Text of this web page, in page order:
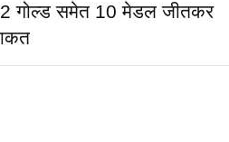
गोल्ड समेत 10 मेडल जीतकर